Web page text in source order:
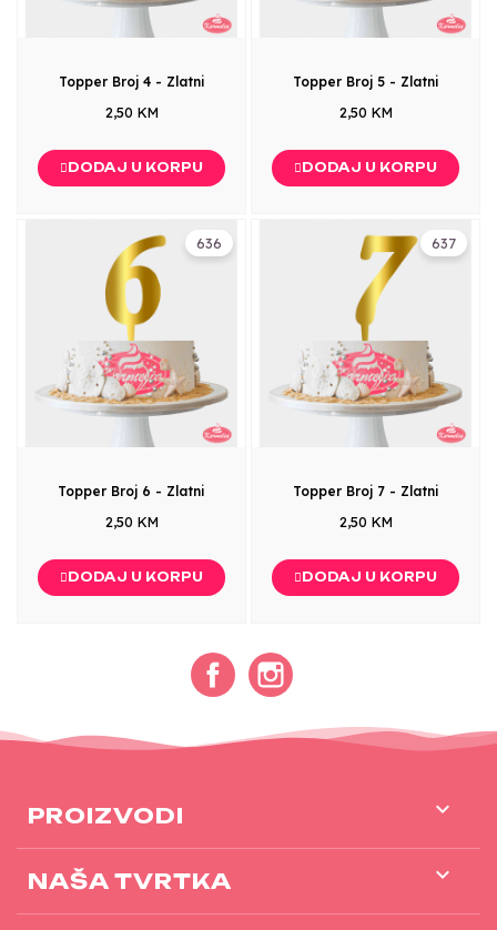
Topper Broj 4 - Zlatni
2,50 KM
DODAJ U KORPU
Topper Broj 5 - Zlatni
2,50 KM
DODAJ U KORPU
636
Topper Broj 6 - Zlatni
2,50 KM
DODAJ U KORPU
637
Topper Broj 7 - Zlatni
2,50 KM
DODAJ U KORPU
Facebook
PROIZVODI 
NAŠA TVRTKA 